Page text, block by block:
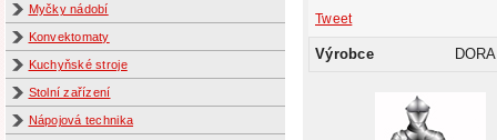
Myčky nádobí
Konvektomaty
Kuchyňské stroje
Stolní zařízení
Nápojová technika
Tweet
Výrobce